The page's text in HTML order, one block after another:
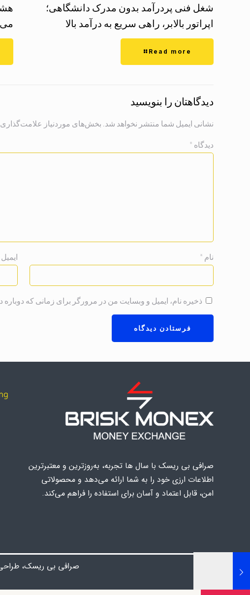
شغل فنی پردرآمد بدون مدرک دانشگاهی؛
اپراتور بالابر، راهی سریع به درآمد بالا
Read more
دیدگاهتان را بنویسید
نشانی ایمیل شما منتشر نخواهد شد. بخش‌های موردنیاز علامت‌گذاری
دیدگاه *
نام * ایمیل
ذخیره نام، ایمیل و وبسایت من در مرورگر برای زمانی که
صرافی بی ریسک با سال ها تجربه، به‌روزترین و معتبرترین
اطلاعات ارزی خود را به شما ارائه می‌دهد و محصولاتی
امن، قابل اعتماد و آسان برای استفاده را فراهم می‌کند.
صرافی بی ریسک،